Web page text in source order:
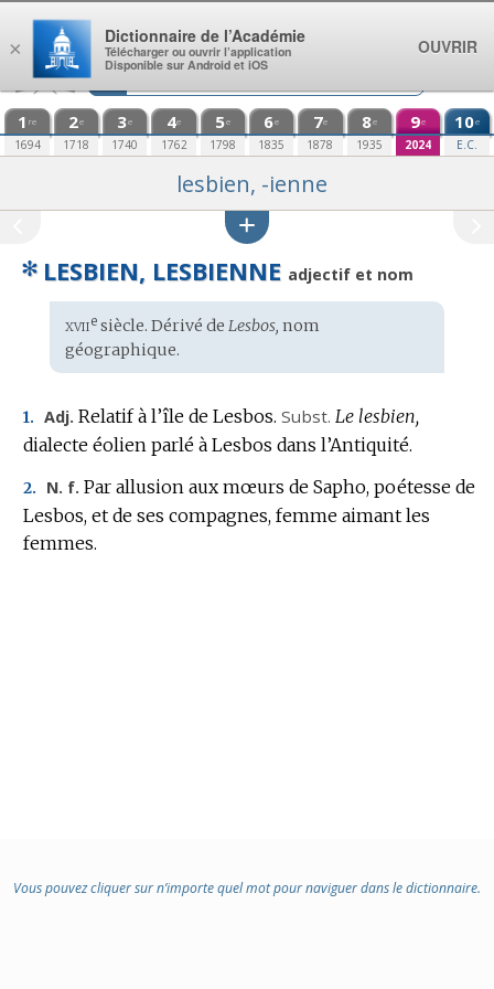
Aller au contenu
1 re
1694
2e
1718
3e
1740
4e
1762
5e
1798
6e
1835
7e
1878
8e
1935
9e
2024
10e
E.C.
lesbien, -ienne
✻ LESBIEN, LESBIENNE adjectif et nom
Étymologie
:
xviiesiècle. Dérivé de Lesbos, nom
géographique.
1. Adj. Relatif à l’île de Lesbos. Subst. Le lesbien,
dialecte éolien parlé à Lesbos dans l’Antiquité.
2. N. f. Par allusion aux mœurs de Sapho, poétesse de
Lesbos, et de ses compagnes, femme aimant les
femmes.
Vous pouvez cliquer sur n’importe quel mot pour naviguer dans le dictionnaire.
×
Dictionnaire de l’Académie
Télécharger ou ouvrir l’application
Disponible sur Android et iOS
OUVRIR